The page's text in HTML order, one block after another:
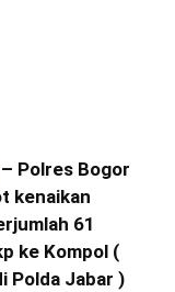
– Polres Bogor
kenaikan
61
ke Kompol (
Polda Jabar )